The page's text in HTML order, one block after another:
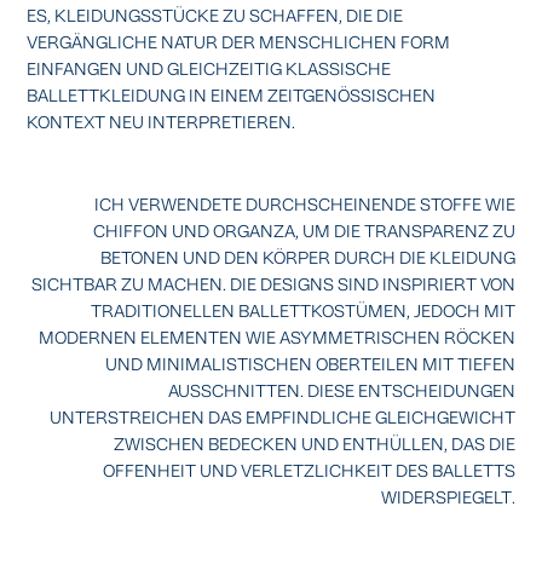
ES, KLEIDUNGSSTÜCKE ZU SCHAFFEN, DIE DIE
VERGÄNGLICHE NATUR DER MENSCHLICHEN FORM
EINFANGEN UND GLEICHZEITIG KLASSISCHE
BALLETTKLEIDUNG IN EINEM ZEITGENÖSSISCHEN
KONTEXT NEU INTERPRETIEREN.
ICH VERWENDETE DURCHSCHEINENDE STOFFE WIE
CHIFFON UND ORGANZA, UM DIE TRANSPARENZ ZU
BETONEN UND DEN KÖRPER DURCH DIE KLEIDUNG
SICHTBAR ZU MACHEN. DIE DESIGNS SIND INSPIRIERT VON
TRADITIONELLEN BALLETTKOSTÜMEN, JEDOCH MIT
MODERNEN ELEMENTEN WIE ASYMMETRISCHEN RÖCKEN
UND MINIMALISTISCHEN OBERTEILEN MIT TIEFEN
AUSSCHNITTEN. DIESE ENTSCHEIDUNGEN
UNTERSTREICHEN DAS EMPFINDLICHE GLEICHGEWICHT
ZWISCHEN BEDECKEN UND ENTHÜLLEN, DAS DIE
OFFENHEIT UND VERLETZLICHKEIT DES BALLETTS
WIDERSPIEGELT.